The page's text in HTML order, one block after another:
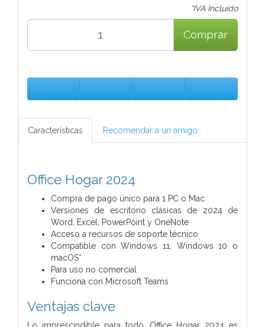
*IVA Incluido
Comprar
Características Recomendar a un amigo
Office Hogar 2024
Compra de pago único para 1 PC o Mac
Versiones de escritorio clásicas de 2024 de
Word, Excel, PowerPoint y OneNote
Acceso a recursos de soporte técnico
Compatible con Windows 11, Windows 10 o
macOS*
Para uso no comercial
Funciona con Microsoft Teams
Ventajas clave
Lo imprescindible para todo. Office Hogar 2024 es